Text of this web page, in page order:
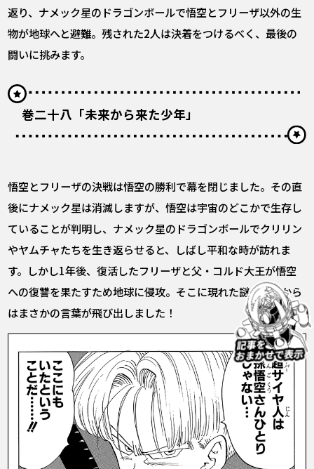
返り、ナメック星のドラゴンボールで悟空とフリーザ以外の生
物が地球へと避難。残された2人は決着をつけるべく、最後の
闘いに挑みます。
巻二十八「未来から来た少年」
悟空とフリーザの決戦は悟空の勝利で幕を閉じました。その直
後にナメック星は消滅しますが、悟空は宇宙のどこかで生存し
ていることが判明し、ナメック星のドラゴンボールでクリリン
やヤムチャたちを生き返らせると、しばし平和な時が訪れま
す。しかし1年後、復活したフリーザと父・コルド大王が悟空
への復讐を果たすため地球に侵攻。そこに現れた謎の青年から
はまさかの言葉が飛び出しました！